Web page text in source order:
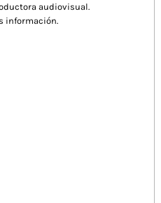
audiovisual.
información.